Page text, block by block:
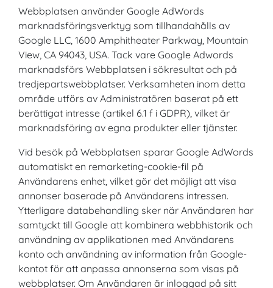
Webbplatsen använder Google AdWords
marknadsföringsverktyg som tillhandahålls av
Google LLC, 1600 Amphitheater Parkway, Mountain
View, CA 94043, USA. Tack vare Google Adwords
marknadsförs Webbplatsen i sökresultat och på
tredjepartswebbplatser. Verksamheten inom detta
område utförs av Administratören baserat på ett
berättigat intresse (artikel 6.1 f i GDPR), vilket är
marknadsföring av egna produkter eller tjänster.
Vid besök på Webbplatsen sparar Google AdWords
automatiskt en remarketing-cookie-fil på
Användarens enhet, vilket gör det möjligt att visa
annonser baserade på Användarens intressen.
Ytterligare databehandling sker när Användaren har
samtyckt till Google att kombinera webbhistorik och
användning av applikationen med Användarens
konto och användning av information från Google-
kontot för att anpassa annonserna som visas på
webbplatser. Om Användaren är inloggad på sitt